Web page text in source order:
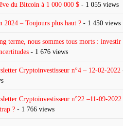
du Bitcoin à 1 000 000 $ - 1 055 views
2024 – Toujours plus haut ? - 1 450 views
terme, nous sommes tous morts : investir
- 1 676 views
Cryptoinvestisseur n°4 – 12-02-2022
Cryptoinvestisseur n°22 –11-09-2022
? - 1 766 views